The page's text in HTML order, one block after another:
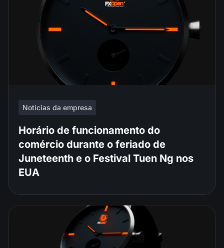
Notícias da empresa
Horário de funcionamento do
comércio durante o feriado de
Juneteenth e o Festival Tuen Ng nos
EUA